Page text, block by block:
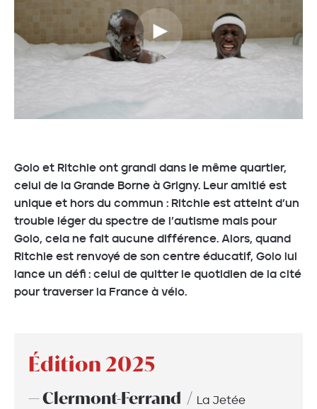
Golo et Ritchie ont grandi dans le même quartier,
celui de la Grande Borne à Grigny. Leur amitié est
unique et hors du commun : Ritchie est atteint d’un
trouble léger du spectre de l’autisme mais pour
Golo, cela ne fait aucune différence. Alors, quand
Ritchie est renvoyé de son centre éducatif, Golo lui
lance un défi : celui de quitter le quotidien de la cité
pour traverser la France à vélo.
Édition 2025
— Clermont-Ferrand La Jetée